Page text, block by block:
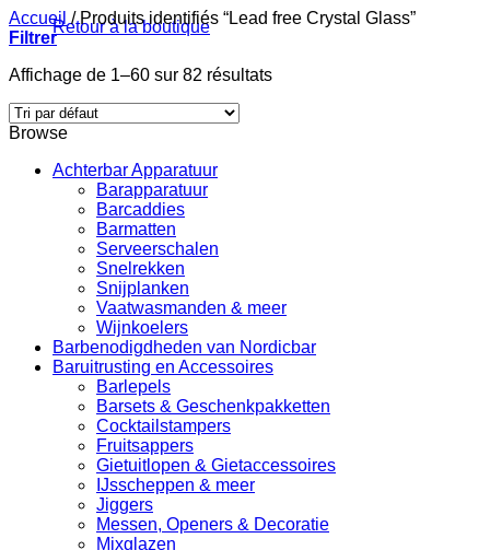
Retour à la boutique
Accueil /Produits identifiés “Lead free Crystal Glass”
Filtrer
Affichage de 1–60 sur 82 résultats
Browse
Achterbar Apparatuur
Barapparatuur
Barcaddies
Barmatten
Serveerschalen
Snelrekken
Snijplanken
Vaatwasmanden & meer
Wijnkoelers
Barbenodigdheden van Nordicbar
Baruitrusting en Accessoires
Barlepels
Barsets & Geschenkpakketten
Cocktailstampers
Fruitsappers
Gietuitlopen & Gietaccessoires
IJsscheppen & meer
Jiggers
Messen, Openers & Decoratie
Mixglazen